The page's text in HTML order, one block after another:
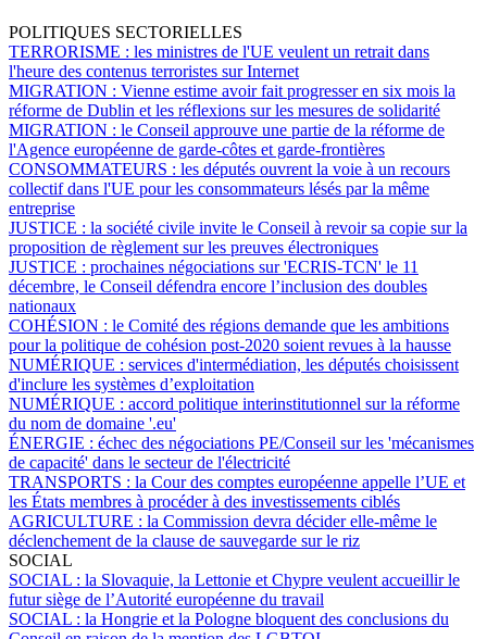
POLITIQUES SECTORIELLES
TERRORISME : les ministres de l'UE veulent un retrait dans
l'heure des contenus terroristes sur Internet
MIGRATION : Vienne estime avoir fait progresser en six mois la
réforme de Dublin et les réflexions sur les mesures de solidarité
MIGRATION : le Conseil approuve une partie de la réforme de
l'Agence européenne de garde-côtes et garde-frontières
CONSOMMATEURS : les députés ouvrent la voie à un recours
collectif dans l'UE pour les consommateurs lésés par la même
entreprise
JUSTICE : la société civile invite le Conseil à revoir sa copie sur la
proposition de règlement sur les preuves électroniques
JUSTICE : prochaines négociations sur 'ECRIS-TCN' le 11
décembre, le Conseil défendra encore l’inclusion des doubles
nationaux
COHÉSION : le Comité des régions demande que les ambitions
pour la politique de cohésion post-2020 soient revues à la hausse
NUMÉRIQUE : services d'intermédiation, les députés choisissent
d'inclure les systèmes d’exploitation
NUMÉRIQUE : accord politique interinstitutionnel sur la réforme
du nom de domaine '.eu'
ÉNERGIE : échec des négociations PE/Conseil sur les 'mécanismes
de capacité' dans le secteur de l'électricité
TRANSPORTS : la Cour des comptes européenne appelle l’UE et
les États membres à procéder à des investissements ciblés
AGRICULTURE : la Commission devra décider elle-même le
déclenchement de la clause de sauvegarde sur le riz
SOCIAL
SOCIAL : la Slovaquie, la Lettonie et Chypre veulent accueillir le
futur siège de l’Autorité européenne du travail
SOCIAL : la Hongrie et la Pologne bloquent des conclusions du